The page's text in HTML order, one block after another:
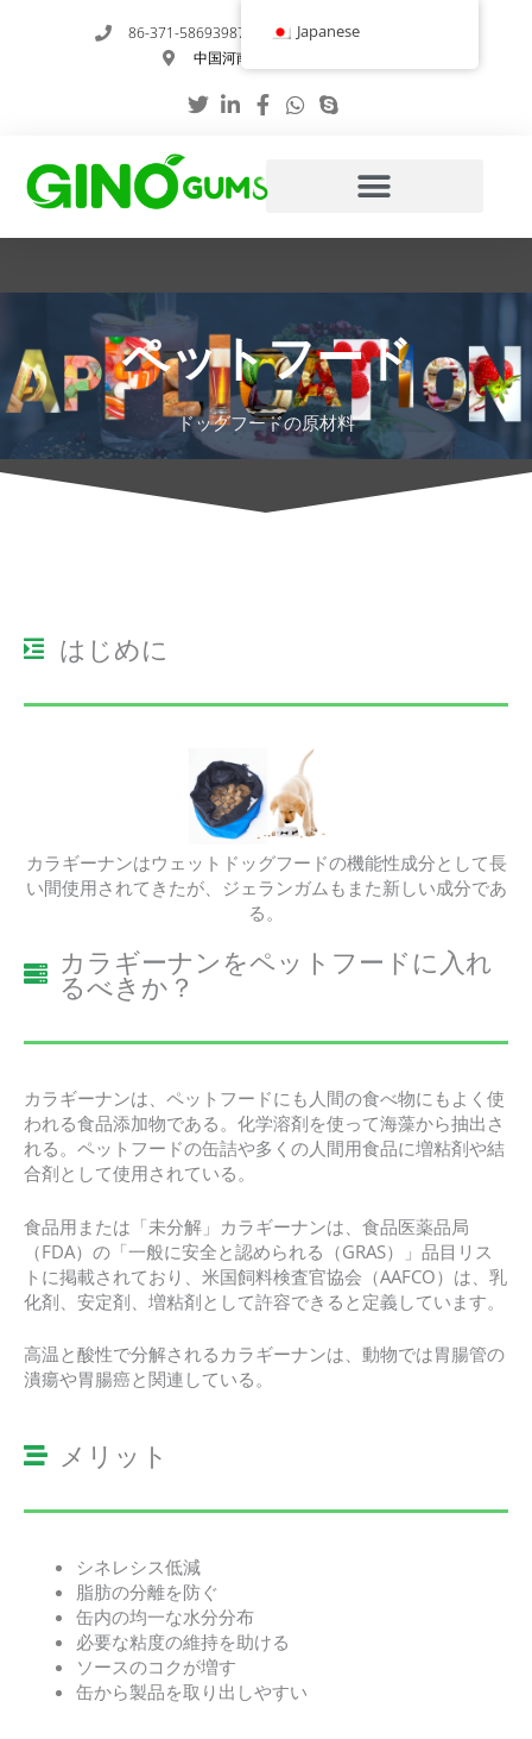
86-371-58693987
info@gumstabilizer.com
中国河南省鄭州市玉英路6号
ペットフード
ドッグフードの原材料
はじめに
カラギーナンはウェットドッグフードの機能性成分として長
い間使用されてきたが、ジェランガムもまた新しい成分であ
る。
カラギーナンをペットフードに入れ
るべきか？
カラギーナンは、ペットフードにも人間の食べ物にもよく使
われる食品添加物である。化学溶剤を使って海藻から抽出さ
れる。ペットフードの缶詰や多くの人間用食品に増粘剤や結
合剤として使用されている。
食品用または「未分解」カラギーナンは、食品医薬品局
（FDA）の「一般に安全と認められる（GRAS）」品目リス
トに掲載されており、米国飼料検査官協会（AAFCO）は、乳
化剤、安定剤、増粘剤として許容できると定義しています。
高温と酸性で分解されるカラギーナンは、動物では胃腸管の
潰瘍や胃腸癌と関連している。
メリット
シネレシス低減
脂肪の分離を防ぐ
缶内の均一な水分分布
必要な粘度の維持を助ける
ソースのコクが増す
缶から製品を取り出しやすい
Japanese